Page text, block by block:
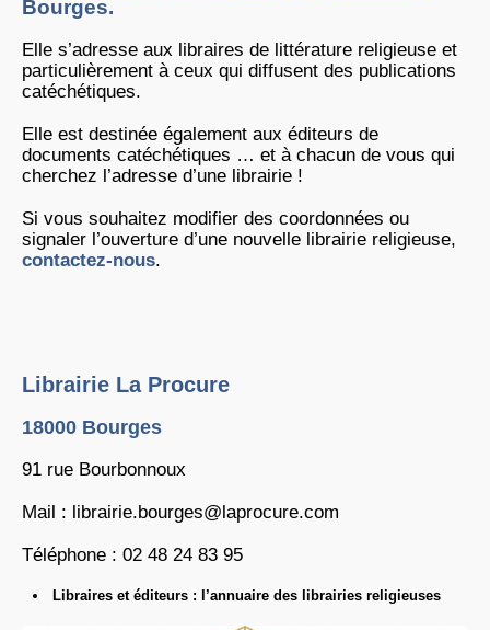
Bourges.
Elle s’adresse aux libraires de littérature religieuse et
particulièrement à ceux qui diffusent des publications
catéchétiques.
Elle est destinée également aux éditeurs de
documents catéchétiques … et à chacun de vous qui
cherchez l’adresse d’une librairie !
Si vous souhaitez modifier des coordonnées ou
signaler l’ouverture d’une nouvelle librairie religieuse,
contactez-nous.
Librairie La Procure
18000 Bourges
91 rue Bourbonnoux
Mail : librairie.bourges@laprocure.com
Téléphone : 02 48 24 83 95
Libraires et éditeurs : l’annuaire des librairies religieuses